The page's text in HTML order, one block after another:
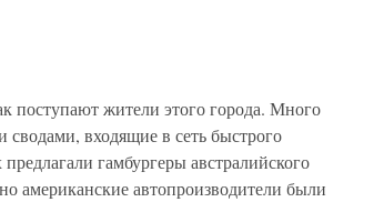
поступают жители этого города. Много
сводами, входящие в сеть быстрого
гамбургеры австралийского
американские автопроизводители были